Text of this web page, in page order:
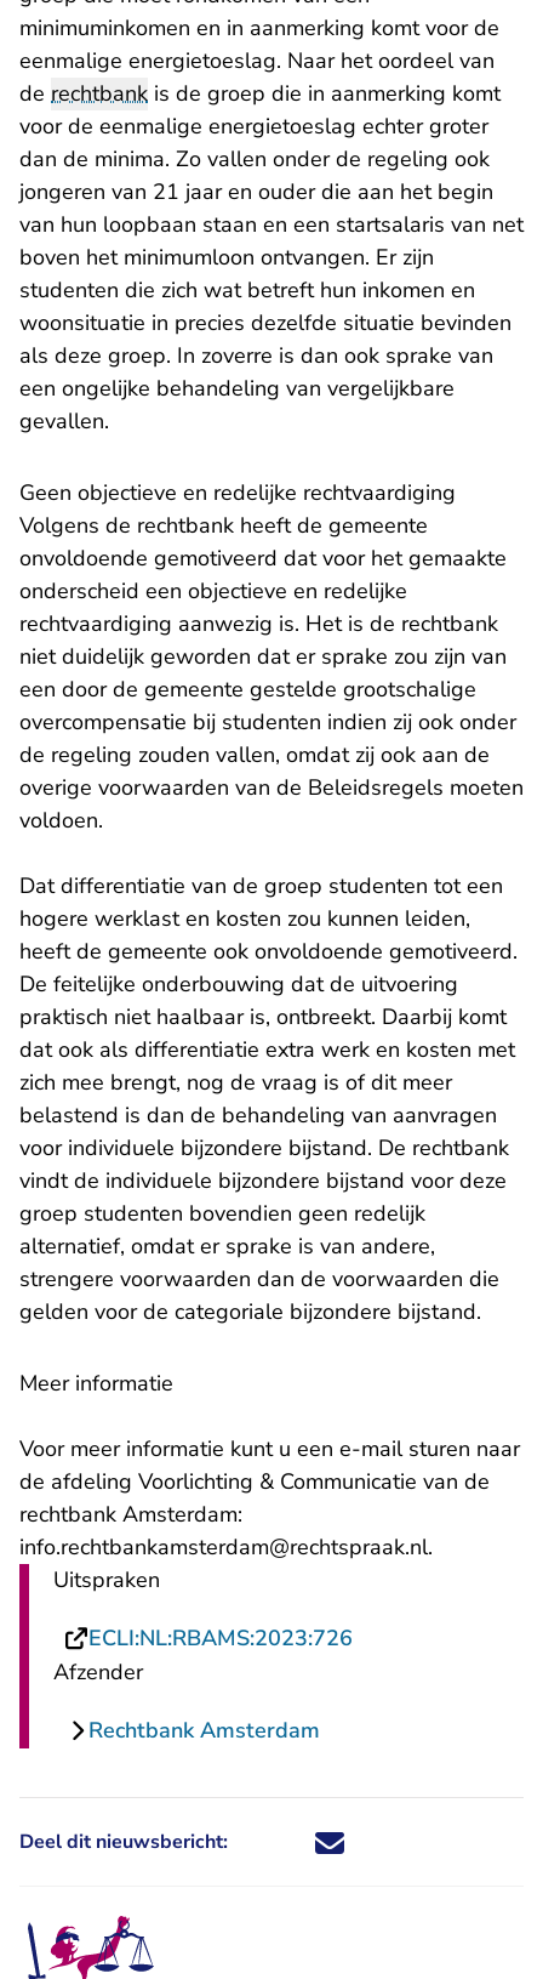
minimuminkomen en in aanmerking komt voor de
eenmalige energietoeslag. Naar het oordeel van
de rechtbank is de groep die in aanmerking komt
voor de eenmalige energietoeslag echter groter
dan de minima. Zo vallen onder de regeling ook
jongeren van 21 jaar en ouder die aan het begin
van hun loopbaan staan en een startsalaris van net
boven het minimumloon ontvangen. Er zijn
studenten die zich wat betreft hun inkomen en
woonsituatie in precies dezelfde situatie bevinden
als deze groep. In zoverre is dan ook sprake van
een ongelijke behandeling van vergelijkbare
gevallen.
Geen objectieve en redelijke rechtvaardiging
Volgens de rechtbank heeft de gemeente
onvoldoende gemotiveerd dat voor het gemaakte
onderscheid een objectieve en redelijke
rechtvaardiging aanwezig is. Het is de rechtbank
niet duidelijk geworden dat er sprake zou zijn van
een door de gemeente gestelde grootschalige
overcompensatie bij studenten indien zij ook onder
de regeling zouden vallen, omdat zij ook aan de
overige voorwaarden van de Beleidsregels moeten
voldoen.
Dat differentiatie van de groep studenten tot een
hogere werklast en kosten zou kunnen leiden,
heeft de gemeente ook onvoldoende gemotiveerd.
De feitelijke onderbouwing dat de uitvoering
praktisch niet haalbaar is, ontbreekt. Daarbij komt
dat ook als differentiatie extra werk en kosten met
zich mee brengt, nog de vraag is of dit meer
belastend is dan de behandeling van aanvragen
voor individuele bijzondere bijstand. De rechtbank
vindt de individuele bijzondere bijstand voor deze
groep studenten bovendien geen redelijk
alternatief, omdat er sprake is van andere,
strengere voorwaarden dan de voorwaarden die
gelden voor de categoriale bijzondere bijstand.
Meer informatie
Voor meer informatie kunt u een e-mail sturen naar
de afdeling Voorlichting & Communicatie van de
rechtbank Amsterdam:
info.rechtbankamsterdam@rechtspraak.nl.
Uitspraken
ECLI:NL:RBAMS:2023:726
Afzender
Rechtbank Amsterdam
Deel dit nieuwsbericht: Deel dit nieuwsbericht via X -
Deel dit nieuwsbericht via
Deel dit nieuwsbericht
Deel dit